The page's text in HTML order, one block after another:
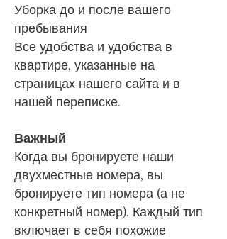
Уборка до и после вашего
пребывания
Все удобства и удобства в
квартире, указанные на
страницах нашего сайта и в
нашей переписке.
Важный
Когда вы бронируете наши
двухместные номера, вы
бронируете тип номера (а не
конкретный номер). Каждый тип
включает в себя похожие